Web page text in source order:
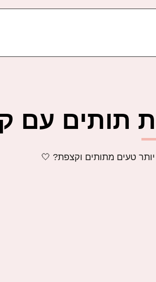
תותים עם
יותר טעים מתותים וקצפת? 🤍